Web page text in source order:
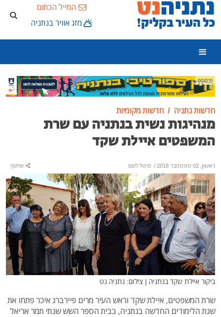
המייל הכתום
מזג אוויר בנתניה
פרסומת
חדשות נתניה חדשות מקומיות
מנהיגות נשית בנתניה עם שרת
המשפטים איילת שקד
ראשון, 02 ספטמבר 2018 / מיטל לשם שיתוף
ביקור איילת שקד בנתניה | צילום: נתניה נט
שרת המשפטים, איילת שקד וראש העיר מרים פיירברג איכר פתחו את
שנת הלימודים החדשה בנתניה, בבית הספר השש שנתי תמר אריאל